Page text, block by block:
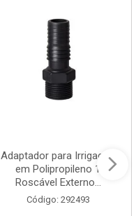
Adaptador para Irrigação
em Polipropileno 1
Roscável Externo...
Código: 292493